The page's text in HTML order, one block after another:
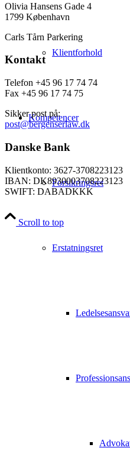
Klientforhold
Kompetencer
Forsikringsret
Erstatningsret
Olivia Hansens Gade 4
1799 København
Carls Tårn Parkering
Kontakt
Telefon +45 96 17 74 74
Fax +45 96 17 74 75
Sikker post på:
post@bergenserlaw.dk
Danske Bank
Klientkonto: 3627-3708223123
IBAN: DK8930003708223123
SWIFT: DABADKKK
Scroll to top